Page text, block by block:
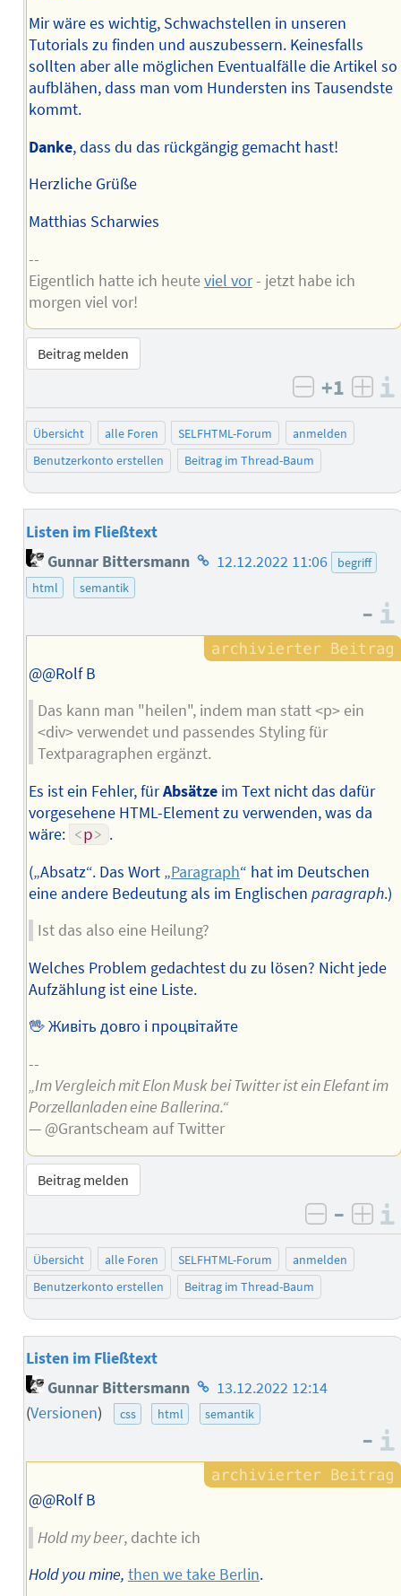
Mir wäre es wichtig, Schwachstellen in unseren
Tutorials zu finden und auszubessern. Keinesfalls
sollten aber alle möglichen Eventualfälle die Artikel so
aufblähen, dass man vom Hundersten ins Tausendste
kommt.
Danke, dass du das rückgängig gemacht hast!
Herzliche Grüße
Matthias Scharwies
--
Eigentlich hatte ich heuteviel vor- jetzt habe ich
morgen viel vor!
Beitrag melden
negativ
+1
Übersicht alle Foren SELFHTML-Forum
anmelden
Benutzerkonto erstellen
Beitrag im Thread-Baum
Listen im Fließtext
Gunnar Bittersmann Homepage
12.12.2022 11:06
begriff
html
semantik
–
@@Rolf B
Das kann man "heilen", indem man statt <p> ein
<div> verwendet und passendes Styling für
Textparagraphen ergänzt.
Es ist ein Fehler, fürAbsätzeim Text nicht das dafür
vorgesehene HTML-Element zu verwenden, was da
wäre: <p> .
(„Absatz“. Das Wort „Paragraph“ hat im Deutschen
eine andere Bedeutung als im Englischen paragraph.)
Ist das also eine Heilung?
Welches Problem gedachtest du zu lösen? Nicht jede
Aufzählung ist eine Liste.
🖖 Живіть довго і процвітайте
--
„Im Vergleich mit Elon Musk bei Twitter ist ein Elefant im
Porzellanladen eine Ballerina.“
— @Grantscheam auf Twitter
Beitrag melden
negativ
–
Übersicht alle Foren SELFHTML-Forum
anmelden
Benutzerkonto erstellen
Beitrag im Thread-Baum
Listen im Fließtext
Gunnar Bittersmann Homepage
des
13.12.2022 12:14
(Versionen) css html semantik
–
@@Rolf B
Hold my beer, dachte ich
Hold you mine, then we take Berlin.